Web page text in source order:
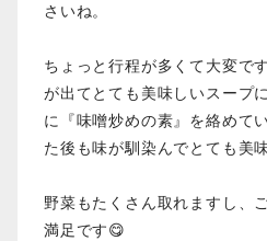
さいね。
ちょっと行程が多くて大変で
が出てとても美味しいスープ
に『味噌炒めの素』を絡めて
た後も味が馴染んでとても美
野菜もたくさん取れますし、
満足です😋